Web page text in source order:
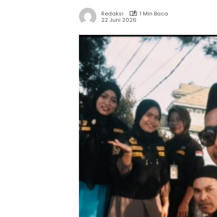
Redaksi
1 Min Baca
22 Juni 2026